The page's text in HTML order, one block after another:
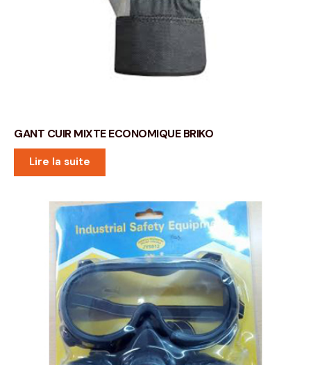
GANT CUIR MIXTE ECONOMIQUE BRIKO
Lire la suite